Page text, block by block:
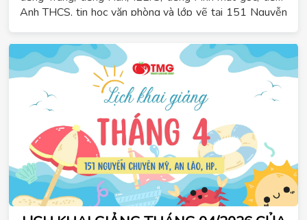
Anh THCS, tin học văn phòng và lớp vẽ tại 151 Nguyễn